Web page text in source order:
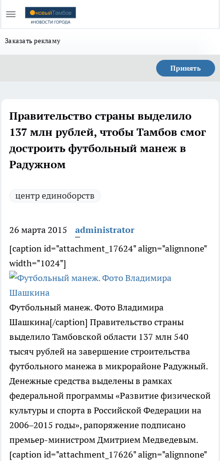
Заказать рекламу
Принять
Правительство страны выделило
137 млн рублей, чтобы Тамбов смог
достроить футбольный манеж в
Радужном
центр единоборств
26 марта 2015
administrator
[caption id="attachment_17624" align="alignnone"
width="1024"]
Футбольный манеж. Фото Владимира
Шашкина[/caption] Правительство страны
выделило Тамбовской области 137 млн 540
тысяч рублей на завершение строительства
футбольного манежа в микрорайоне Радужный.
Денежные средства выделены в рамках
федеральной программы «Развитие физической
культуры и спорта в Российской Федерации на
2006–2015 годы», рапоряжение подписано
премьер-министром Дмитрием Медведевым.
[caption id="attachment_17626" align="alignnone"